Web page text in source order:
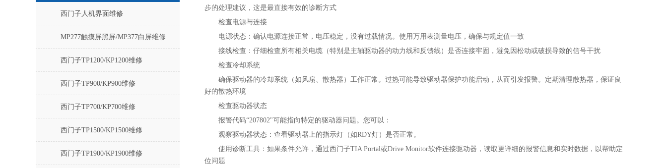
西门子人机界面维修
MP277触摸屏黑屏/MP377白屏维修
西门子TP1200/KP1200维修
西门子TP900/KP900维修
西门子TP700/KP700维修
西门子TP1500/KP1500维修
西门子TP1900/KP1900维修
步的处理建议‌，这是最直接有效的诊断方式‌
检查电源与连接‌
电源状态‌：确认电源连接正常，电压稳定，没有过载情况。使用万用表测量电压，确保与规定值一致‌
接线检查‌：仔细检查所有相关电缆（特别是主轴驱动器的动力线和反馈线）是否连接牢固，避免因松动或破损导致的信号干扰‌
检查冷却系统‌
确保驱动器的冷却系统（如风扇、散热器）工作正常。过热可能导致驱动器保护功能启动，从而引发报警。定期清理散热器，保证良
好的散热环境‌
检查驱动器状态‌
报警代码“207802"可能指向特定的驱动器问题。您可以：
观察驱动器状态‌：查看驱动器上的指示灯（如RDY灯）是否正常。
‌使用诊断工具‌：如果条件允许，通过西门子TIA Portal或Drive Monitor软件连接驱动器，读取更详细的报警信息和实时数据，以帮助定
位问题‌